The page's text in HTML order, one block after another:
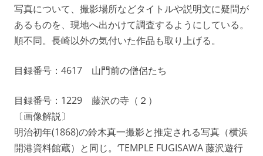
写真について、撮影場所などタイトルや説明文に疑問が
あるものを、現地へ出かけて調査するようにしている。
順不同。長崎以外の気付いた作品も取り上げる。
目録番号：4617 山門前の僧侶たち
目録番号：1229 藤沢の寺（２）
〔画像解説〕
明治初年(1868)の鈴木真一撮影と推定される写真（横浜
開港資料館蔵）と同じ。‘TEMPLE FUGISAWA 藤沢遊行